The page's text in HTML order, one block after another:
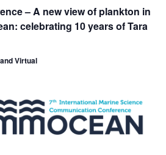
– A new view of plankton in
celebrating 10 years of Tara
Virtual